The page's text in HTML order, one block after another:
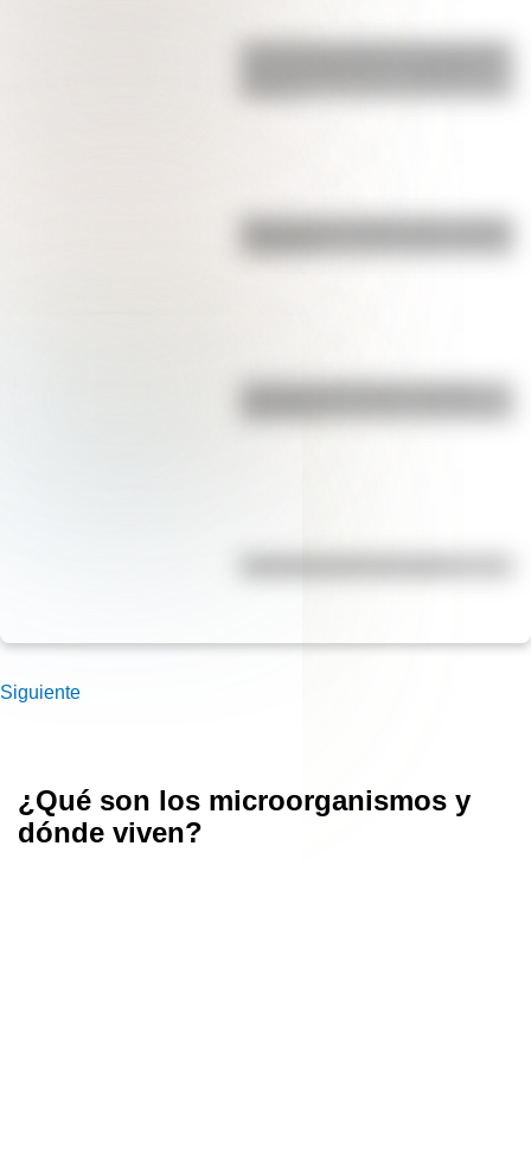
Los poderes del Estado Argentino
Judicial
Bandera de Colombia para colorear
Siguiente
¿Qué son los microorganismos y
dónde viven?